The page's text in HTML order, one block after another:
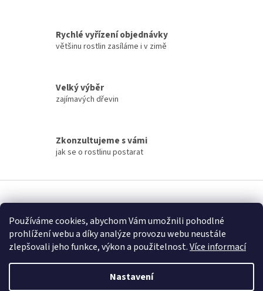
Používáme cookies, abychom Vám umožnili pohodlné
prohlížení webu a díky analýze provozu webu neustále
zlepšovali jeho funkce, výkon a použitelnost.Více informací
Nastavení
p
r
s
u
Rychlé vyřízení objednávky
většinu rostlin zasíláme i v zimě
Velký výběr
zajímavých dřevin
Zkonzultujeme s vámi
jak se o rostlinu postarat
á
Copyright 2026 Fascinující Paulownia. Všechna práva vyhrazena.